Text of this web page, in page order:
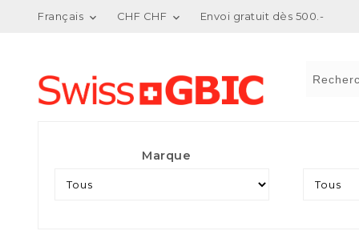
Français  CHF CHF  Envoi gratuit dès 500.-
Marque